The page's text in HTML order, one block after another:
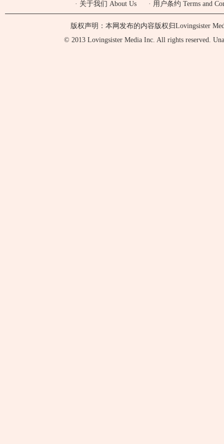
· 关于我们 About Us · 用户条约 Terms and
版权声明：本网发布的内容版权归Lovingsister
© 2013 Lovingsister Media Inc. All rights reserved.